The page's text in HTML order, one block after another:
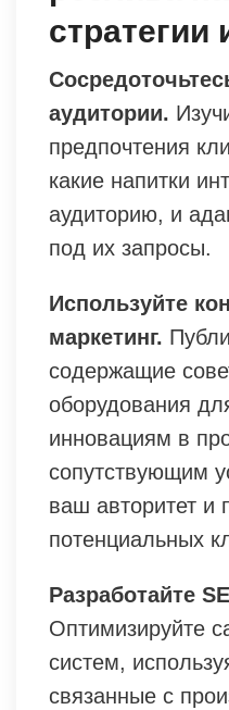
аудитории.
предпочтения
какие напитки
аудиторию, и
под их запросы.
Используйте
маркетинг.
содержащие
оборудования
инновациям в
сопутствующим
ваш авторитет и
потенциальных
Разработайте
Оптимизируйте
систем,
связанные с